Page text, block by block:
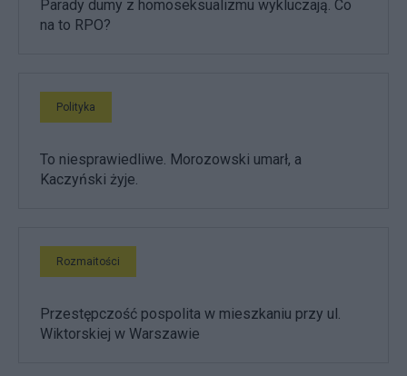
Parady dumy z homoseksualizmu wykluczają. Co
na to RPO?
Polityka
To niesprawiedliwe. Morozowski umarł, a
Kaczyński żyje.
Rozmaitości
Przestępczość pospolita w mieszkaniu przy ul.
Wiktorskiej w Warszawie